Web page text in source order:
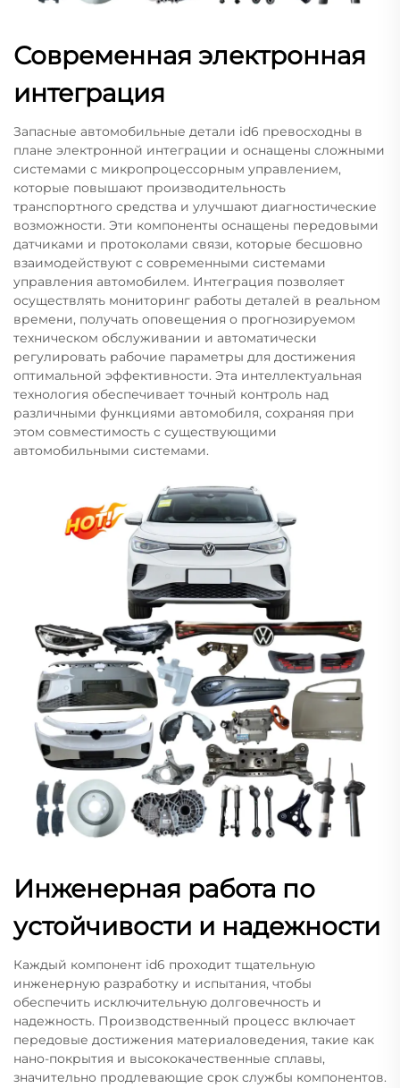
Современная электронная
интеграция
Запасные автомобильные детали id6 превосходны в
плане электронной интеграции и оснащены сложными
системами с микропроцессорным управлением,
которые повышают производительность
транспортного средства и улучшают диагностические
возможности. Эти компоненты оснащены передовыми
датчиками и протоколами связи, которые бесшовно
взаимодействуют с современными системами
управления автомобилем. Интеграция позволяет
осуществлять мониторинг работы деталей в реальном
времени, получать оповещения о прогнозируемом
техническом обслуживании и автоматически
регулировать рабочие параметры для достижения
оптимальной эффективности. Эта интеллектуальная
технология обеспечивает точный контроль над
различными функциями автомобиля, сохраняя при
этом совместимость с существующими
автомобильными системами.
Инженерная работа по
устойчивости и надежности
Каждый компонент id6 проходит тщательную
инженерную разработку и испытания, чтобы
обеспечить исключительную долговечность и
надежность. Производственный процесс включает
передовые достижения материаловедения, такие как
нано-покрытия и высококачественные сплавы,
значительно продлевающие срок службы компонентов.